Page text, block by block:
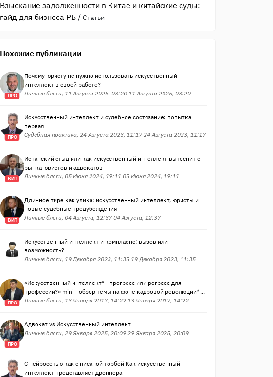
Взыскание задолженности в Китае и китайские суды:
гайд для бизнеса РБ / Статьи
Похожие публикации
ПРО
Почему юристу не нужно использовать искусственный
интеллект в своей работе?
Личные блоги, 11 Августа 2025, 03:20 11 Августа 2025, 03:20
ПРО
Искусственный интеллект и судебное состязание: попытка
первая
Судебная практика, 24 Августа 2023, 11:17 24 Августа 2023, 11:17
ВИП
Испанский стыд или как искусственный интеллект вытеснит с
рынка юристов и адвокатов
Личные блоги, 05 Июня 2024, 19:11 05 Июня 2024, 19:11
ВИП
Длинное тире как улика: искусственный интеллект, юристы и
новые судебные предубеждения
Личные блоги, 04 Августа, 12:37 04 Августа, 12:37
Искусственный интеллект и комплаенс: вызов или
возможность?
Личные блоги, 19 Декабря 2023, 11:35 19 Декабря 2023, 11:35
ПРО
«Искусственный интеллект* - прогресс или регресс для
профессии?» mini - обзор темы на фоне кадровой революции* ...
Личные блоги, 13 Января 2017, 14:22 13 Января 2017, 14:22
ПРО
Адвокат vs Искусственный интеллект
Личные блоги, 29 Января 2025, 20:09 29 Января 2025, 20:09
С нейросетью как с писаной торбой Как искусственный
интеллект представляет дроппера